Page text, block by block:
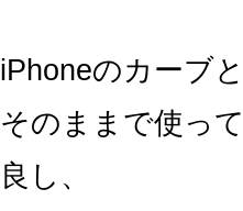
iPhoneのカーブ
そのままで使っ
良し、